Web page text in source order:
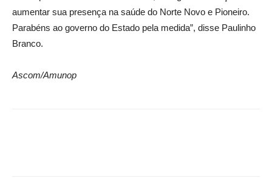
aumentar sua presença na saúde do Norte Novo e Pioneiro.
Parabéns ao governo do Estado pela medida”, disse Paulinho
Branco.
Ascom/Amunop